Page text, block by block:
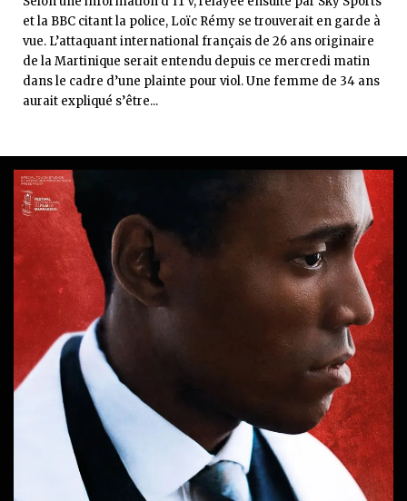
et la BBC citant la police, Loïc Rémy se trouverait en garde à
vue. L’attaquant international français de 26 ans originaire
de la Martinique serait entendu depuis ce mercredi matin
dans le cadre d’une plainte pour viol. Une femme de 34 ans
aurait expliqué s’être...